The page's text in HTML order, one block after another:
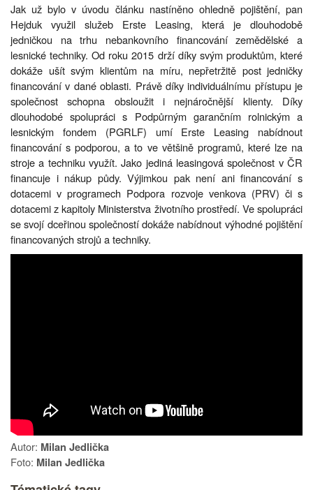
Jak už bylo v úvodu článku nastíněno ohledně pojištění, pan
Hejduk využil služeb Erste Leasing, která je dlouhodobě
jedničkou na trhu nebankovního financování zemědělské a
lesnické techniky. Od roku 2015 drží díky svým produktům, které
dokáže ušít svým klientům na míru, nepřetržitě post jedničky
financování v dané oblasti. Právě díky individuálnímu přístupu je
společnost schopna obsloužit i nejnáročnější klienty. Díky
dlouhodobé spolupráci s Podpůrným garančním rolnickým a
lesnickým fondem (PGRLF) umí Erste Leasing nabídnout
financování s podporou, a to ve většině programů, které lze na
stroje a techniku využít. Jako jediná leasingová společnost v ČR
financuje i nákup půdy. Výjimkou pak není ani financování s
dotacemi v programech Podpora rozvoje venkova (PRV) či s
dotacemi z kapitoly Ministerstva životního prostředí. Ve spolupráci
se svojí dceřinou společností dokáže nabídnout výhodné pojištění
financovaných strojů a techniky.
Autor: Milan Jedlička
Foto: Milan Jedlička